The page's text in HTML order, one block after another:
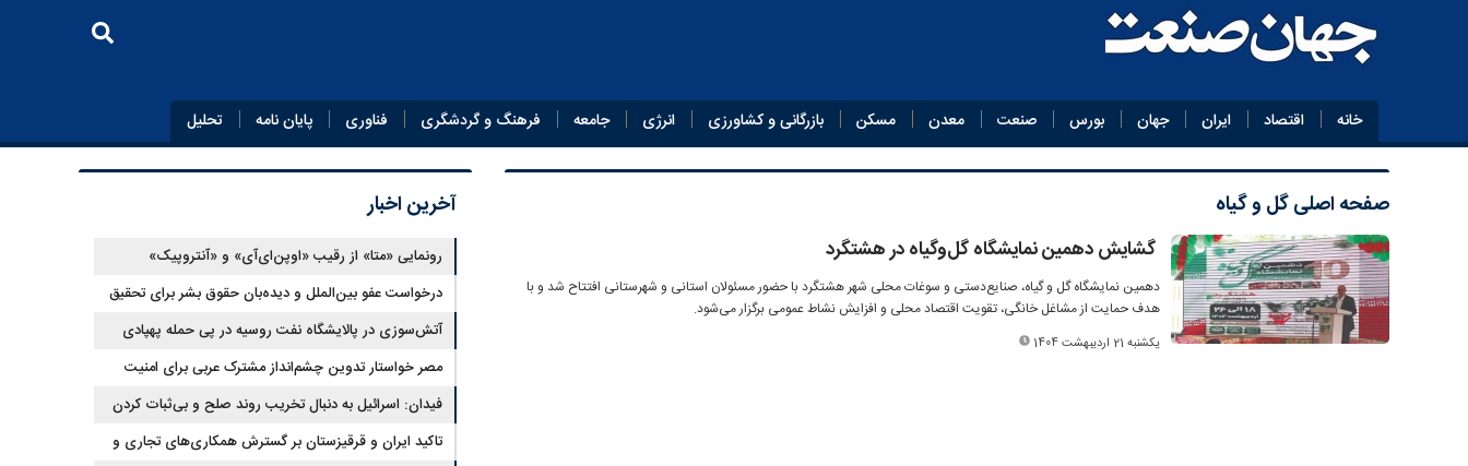
خانه اقتصاد ایران جهان بورس صنعت معدن مسکن بازرگانی و کشاورزی انرژی جامعه فرهنگ و گردشگری فناوری پایان‌ نامه تحلیل
صفحه اصلیگل و گیاه
گشایش دهمین نمایشگاه گل‌وگیاه در هشتگرد
دهمین نمایشگاه گل و گیاه، صنایع‌دستی و سوغات محلی شهر هشتگرد با حضور مسئولان استانی و شهرستانی افتتاح شد و با
هدف حمایت از مشاغل خانگی، تقویت اقتصاد محلی و افزایش نشاط عمومی برگزار می‌شود.
یکشنبه 21 اردیبهشت 1404
آخرین اخبار
رونمایی «متا» از رقیب «اوپن‌ای‌آی» و «آنتروپیک»
درخواست عفو بین‌الملل و دیده‌بان حقوق بشر برای تحقیق
درباره حمله به خبرنگاران در لبنان
آتش‌سوزی در پالایشگاه نفت روسیه در پی حمله پهپادی
اوکراین
مصر خواستار تدوین چشم‌انداز مشترک عربی برای امنیت
منطقه شد
فیدان: اسرائیل به دنبال تخریب روند صلح و بی‌ثبات کردن
سوریه و غزه است
تاکید ایران و قرقیزستان بر گسترش همکاری‌های تجاری و